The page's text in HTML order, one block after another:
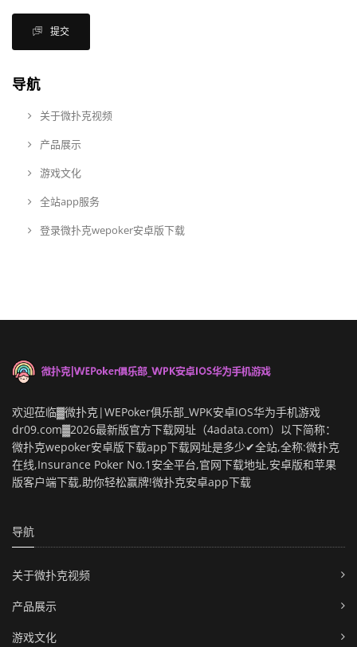
提交
导航
关于微扑克视频
产品展示
游戏文化
全站app服务
登录微扑克wepoker安卓版下载
欢迎莅临▓微扑克|WEPoker俱乐部_WPK安卓IOS华为手机游戏
dr09.com▓2026最新版官方下载网址（4adata.com）以下简称：
微扑克wepoker安卓版下载app下载网址是多少✔全站,全称:微扑克
在线,Insurance Poker No.1安全平台,官网下载地址,安卓版和苹果
版客户端下载,助你轻松赢牌!微扑克安卓app下载
导航
关于微扑克视频
产品展示
游戏文化